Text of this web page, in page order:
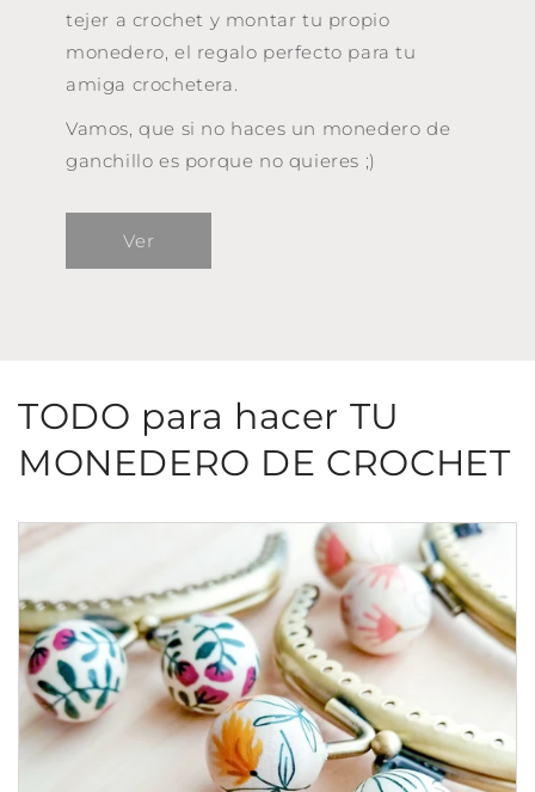
tejer a crochet y montar tu propio
monedero, el regalo perfecto para tu
amiga crochetera.
Vamos, que si no haces un monedero de
ganchillo es porque no quieres ;)
Ver
TODO para hacer TU
MONEDERO DE CROCHET